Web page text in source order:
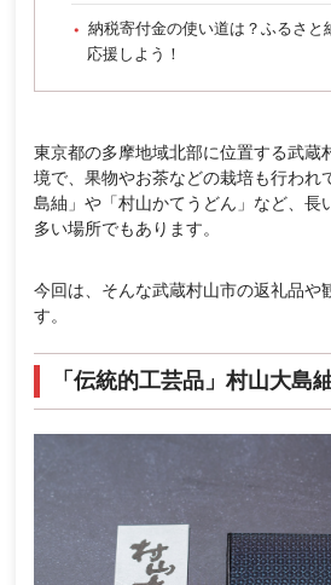
納税寄付金の使い道は？ふるさと
応援しよう！
東京都の多摩地域北部に位置する武蔵
境で、果物やお茶などの栽培も行われ
島紬」や「村山かてうどん」など、長
多い場所でもあります。
今回は、そんな武蔵村山市の返礼品や
す。
「伝統的工芸品」村山大島